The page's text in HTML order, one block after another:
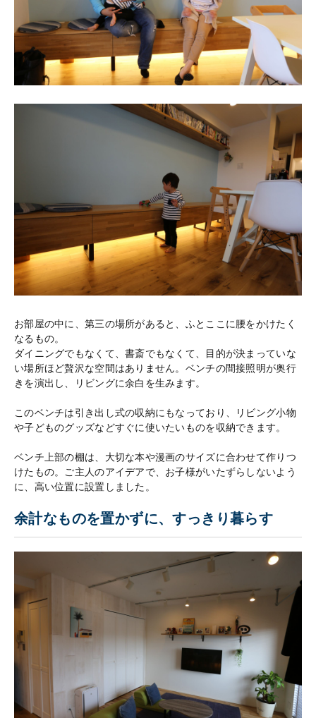
お部屋の中に、第三の場所があると、ふとここに腰をかけたく
なるもの。
ダイニングでもなくて、書斎でもなくて、目的が決まっていな
い場所ほど贅沢な空間はありません。ベンチの間接照明が奥行
きを演出し、リビングに余白を生みます。
このベンチは引き出し式の収納にもなっており、リビング小物
や子どものグッズなどすぐに使いたいものを収納できます。
ベンチ上部の棚は、大切な本や漫画のサイズに合わせて作りつ
けたもの。ご主人のアイデアで、お子様がいたずらしないよう
に、高い位置に設置しました。
余計なものを置かずに、すっきり暮らす